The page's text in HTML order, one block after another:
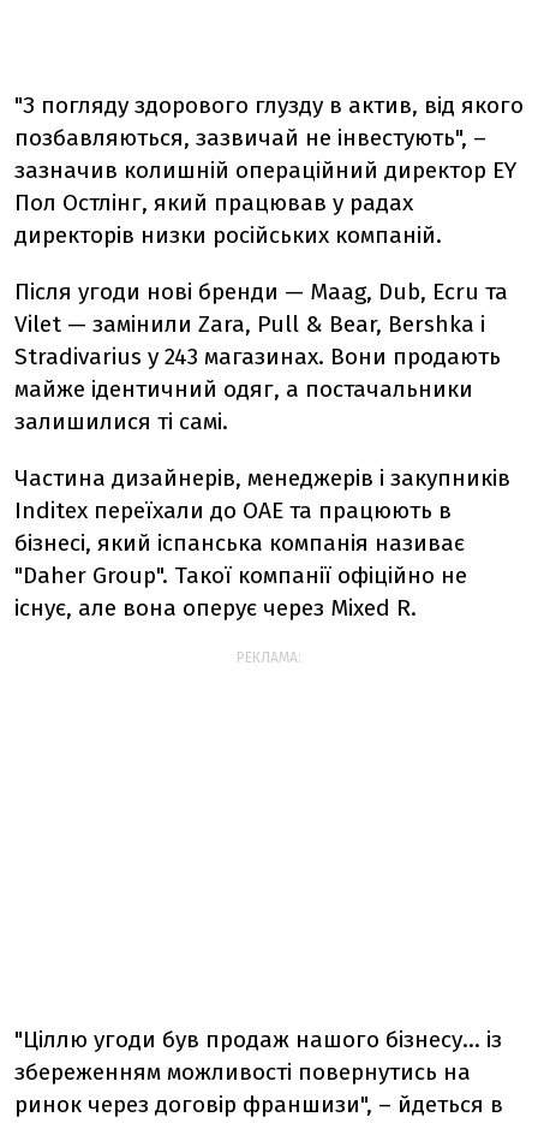
"З погляду здорового глузду в актив, від якого
позбавляються, зазвичай не інвестують", –
зазначив колишній операційний директор EY
Пол Остлінг, який працював у радах
директорів низки російських компаній.
Після угоди нові бренди — Maag, Dub, Ecru та
Vilet — замінили Zara, Pull & Bear, Bershka і
Stradivarius у 243 магазинах. Вони продають
майже ідентичний одяг, а постачальники
залишилися ті самі.
Частина дизайнерів, менеджерів і закупників
Inditex переїхали до ОАЕ та працюють в
бізнесі, який іспанська компанія називає
"Daher Group". Такої компанії офіційно не
існує, але вона оперує через Mixed R.
РЕКЛАМА:
"Ціллю угоди був продаж нашого бізнесу... із
збереженням можливості повернутись на
ринок через договір франшизи", – йдеться в